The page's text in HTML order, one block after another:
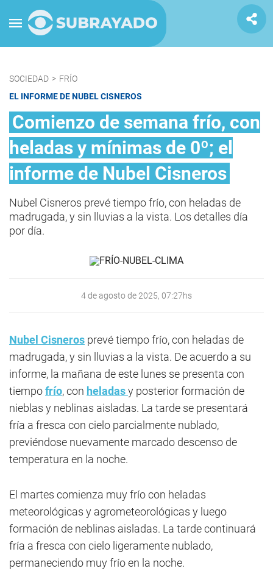
SOCIEDAD > FRÍO
EL INFORME DE NUBEL CISNEROS
Comienzo de semana frío, con
heladas y mínimas de 0º; el
informe de Nubel Cisneros
Nubel Cisneros prevé tiempo frío, con heladas de
madrugada, y sin lluvias a la vista. Los detalles día
por día.
4 de agosto de 2025, 07:27hs
Nubel Cisneros prevé tiempo frío, con heladas de
madrugada, y sin lluvias a la vista. De acuerdo a su
informe, la mañana de este lunes se presenta con
tiempofrío, con heladasy posterior formación de
nieblas y neblinas aisladas. La tarde se presentará
fría a fresca con cielo parcialmente nublado,
previéndose nuevamente marcado descenso de
temperatura en la noche.
El martes comienza muy frío con heladas
meteorológicas y agrometeorológicas y luego
formación de neblinas aisladas. La tarde continuará
fría a fresca con cielo ligeramente nublado,
permaneciendo muy frío en la noche.